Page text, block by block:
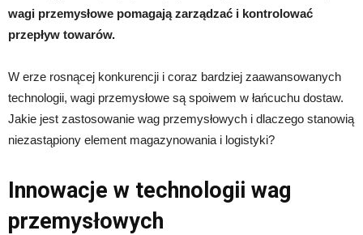
wagi przemysłowe pomagają zarządzać i kontrolować
przepływ towarów.
W erze rosnącej konkurencji i coraz bardziej zaawansowanych
technologii, wagi przemysłowe są spoiwem w łańcuchu dostaw.
Jakie jest zastosowanie wag przemysłowych i dlaczego stanowią
niezastąpiony element magazynowania i logistyki?
Innowacje w technologii wag
przemysłowych